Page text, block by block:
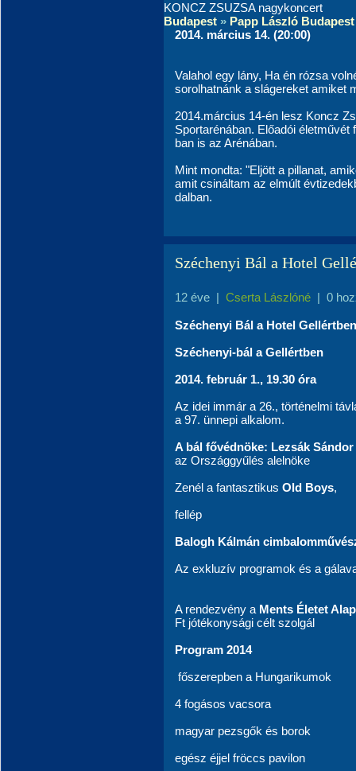
KONCZ ZSUZSA nagykoncert
Budapest » Papp László
2014. március 14. (20:00)
Valahol egy lány, Ha én rózsa
sorolhatnánk a slágereket amiket
2014.március 14-én lesz Koncz
Sportarénában. Előadói
ban is az Arénában.
Mint mondta: "Eljött a pillanat,
amit csináltam az elmúlt
dalban.
Széchenyi Bál a Hotel
12 éve | Cserta Lászlóné | 0
Széchenyi Bál a Hotel
Széchenyi-bál a Gellértben
2014. február 1., 19.30 óra
Az idei immár a 26., történelmi
a 97. ünnepi alkalom.
A bál fővédnöke: Lezsák Sándor
az Országgyűlés alelnöke
Zenél a fantasztikus Old Boys,
fellép
Balogh Kálmán
Az exkluzív programok és a
A rendezvény a Ments Életet
Ft jótékonysági célt szolgál
Program 2014
főszerepben a Hungarikumok
4 fogásos vacsora
magyar pezsgők és borok
egész éjjel fröccs pavilon